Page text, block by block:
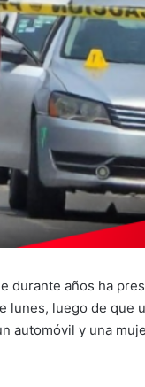
durante años ha
lunes, luego de que
automóvil y una